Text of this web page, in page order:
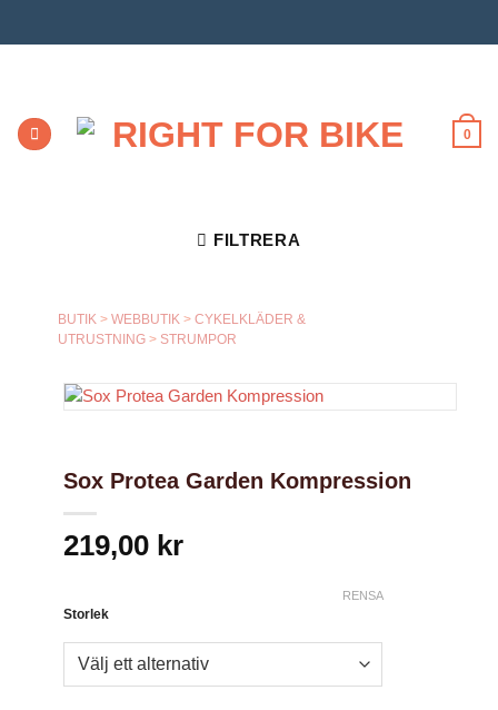
0
FILTRERA
BUTIK > WEBBUTIK > CYKELKLÄDER &
UTRUSTNING > STRUMPOR
Sox Protea Garden Kompression
219,00 kr
Storlek
RENSA